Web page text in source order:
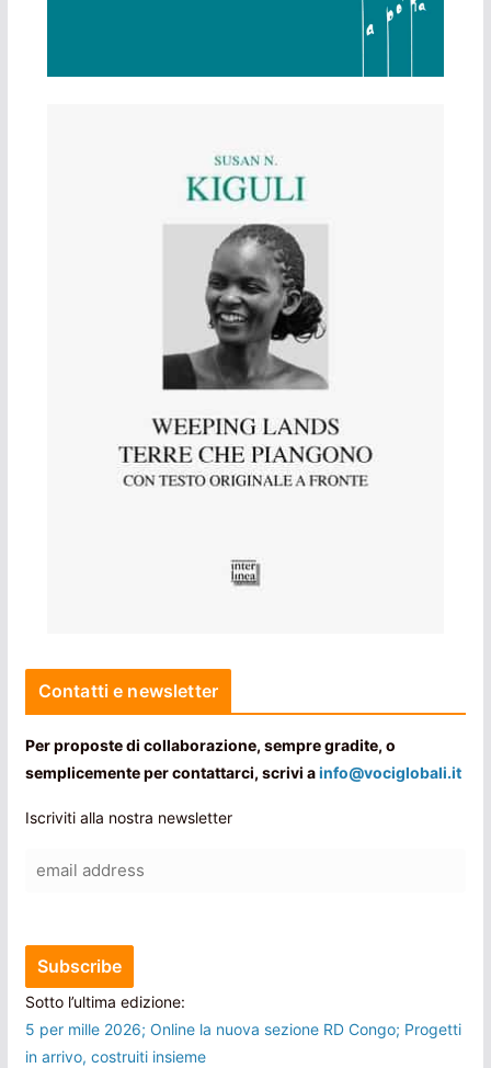
Contatti e newsletter
Per proposte di collaborazione, sempre gradite, o
semplicemente per contattarci, scrivi ainfo@vociglobali.it
Iscriviti alla nostra newsletter
Sotto l’ultima edizione:
5 per mille 2026; Online la nuova sezione RD Congo; Progetti
in arrivo, costruiti insieme